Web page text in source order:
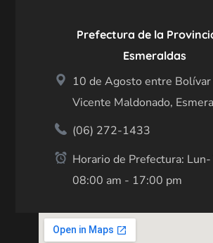
Prefectura de la
Esmeraldas
10 de Agosto entre Bolívar
Vicente Maldonado,
(06) 272-1433
Horario de Prefectura:
08:00 am - 17:00 pm